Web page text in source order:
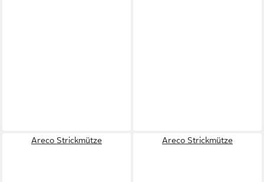
Areco Strickmütze Areco Strickmütze